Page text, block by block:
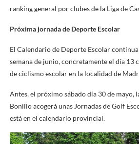
ranking general por clubes de la Liga de
Próxima jornada de Deporte Escolar
El Calendario de Deporte Escolar
semana de junio, concretamente el día 13
de ciclismo escolar en la localidad de
Antes, el próximo sábado día 30 de mayo,
Bonillo acogerá unas Jornadas de Golf
está en el calendario provincial.